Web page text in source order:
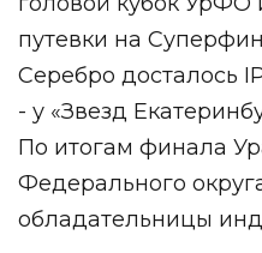
путевки на
Серебро досталось
- у «Звезд
По итогам финала
Федерального
обладательницы